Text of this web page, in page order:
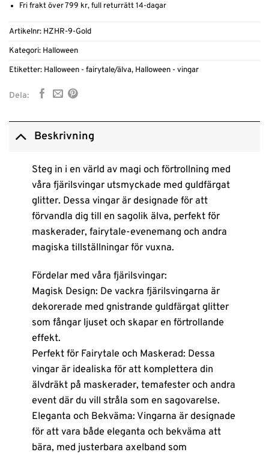
Fri frakt över 799 kr, full returrätt 14-dagar
Artikelnr: HZHR-9-Gold
Kategori: Halloween
Etiketter: Halloween - fairytale/älva, Halloween - vingar
Dela:
Beskrivning
Steg in i en värld av magi och förtrollning med
våra fjärilsvingar utsmyckade med guldfärgat
glitter. Dessa vingar är designade för att
förvandla dig till en sagolik älva, perfekt för
maskerader, fairytale-evenemang och andra
magiska tillställningar för vuxna.
Fördelar med våra fjärilsvingar:
Magisk Design: De vackra fjärilsvingarna är
dekorerade med gnistrande guldfärgat glitter
som fångar ljuset och skapar en förtrollande
effekt.
Perfekt för Fairytale och Maskerad: Dessa
vingar är idealiska för att komplettera din
älvdräkt på maskerader, temafester och andra
event där du vill stråla som en sagovarelse.
Eleganta och Bekväma: Vingarna är designade
för att vara både eleganta och bekväma att
bära, med justerbara axelband som